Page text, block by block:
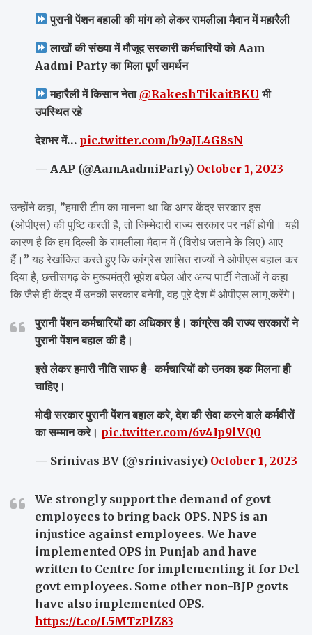
पुरानी पेंशन बहाली की मांग को लेकर रामलीला मैदान में महारैली
लाखों की संख्या में मौजूद सरकारी कर्मचारियों को Aam
Aadmi Party का मिला पूर्ण समर्थन
महारैली में किसान नेता@RakeshTikaitBKU भी
उपस्थित रहे
देशभर में… pic.twitter.com/b9aJL4G8sN
— AAP (@AamAadmiParty) October 1, 2023
उन्होंने कहा, ”हमारी टीम का मानना ​​था कि अगर केंद्र सरकार इस
(ओपीएस) की पुष्टि करती है, तो जिम्मेदारी राज्य सरकार पर नहीं होगी। यही
कारण है कि हम दिल्ली के रामलीला मैदान में (विरोध जताने के लिए) आए
हैं।” यह रेखांकित करते हुए कि कांग्रेस शासित राज्यों ने ओपीएस बहाल कर
दिया है, छत्तीसगढ़ के मुख्यमंत्री भूपेश बघेल और अन्य पार्टी नेताओं ने कहा
कि जैसे ही केंद्र में उनकी सरकार बनेगी, वह पूरे देश में ओपीएस लागू करेंगे।
पुरानी पेंशन कर्मचारियों का अधिकार है। कांग्रेस की राज्य सरकारों ने
पुरानी पेंशन बहाल की है।
इसे लेकर हमारी नीति साफ है- कर्मचारियों को उनका हक मिलना ही
चाहिए।
मोदी सरकार पुरानी पेंशन बहाल करे, देश की सेवा करने वाले कर्मवीरों
का सम्मान करे। pic.twitter.com/6v4Ip9lVQ0
— Srinivas BV (@srinivasiyc) October 1, 2023
We strongly support the demand of govt
employees to bring back OPS. NPS is an
injustice against employees. We have
implemented OPS in Punjab and have
written to Centre for implementing it for Del
govt employees. Some other non-BJP govts
have also implemented OPS.
https://t.co/L5MTzPlZ83